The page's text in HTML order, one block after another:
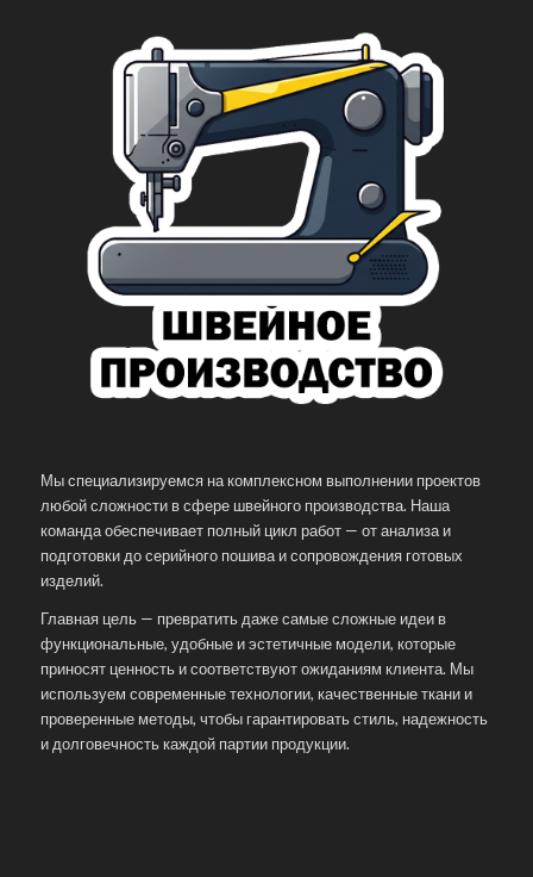
Мы специализируемся на комплексном выполнении проектов
любой сложности в сфере швейного производства. Наша
команда обеспечивает полный цикл работ — от анализа и
подготовки до серийного пошива и сопровождения готовых
изделий.
Главная цель — превратить даже самые сложные идеи в
функциональные, удобные и эстетичные модели, которые
приносят ценность и соответствуют ожиданиям клиента. Мы
используем современные технологии, качественные ткани и
проверенные методы, чтобы гарантировать стиль, надежность
и долговечность каждой партии продукции.